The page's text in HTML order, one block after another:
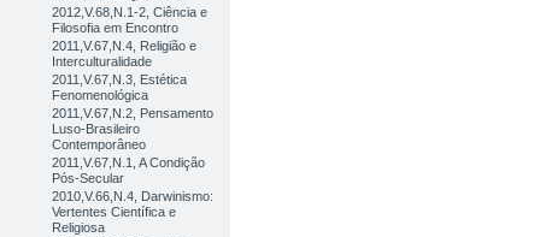
2012,V.68,N.1-2, Ciência e
Filosofia em Encontro
2011,V.67,N.4, Religião e
Interculturalidade
2011,V.67,N.3, Estética
Fenomenológica
2011,V.67,N.2, Pensamento
Luso-Brasileiro
Contemporâneo
2011,V.67,N.1, A Condição
Pós-Secular
2010,V.66,N.4, Darwinismo:
Vertentes Científica e
Religiosa